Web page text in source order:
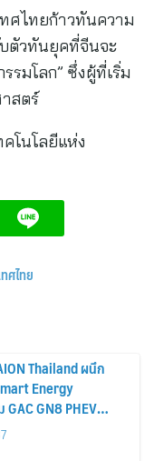
ศไทยก้าวทันความ
ตัวทันยุคที่จีนจะ
รมโลก” ซึ่งผู้ที่เริ่ม
สตร์
โนโลยีแห่ง
ศไทย
Thailand ผนึก
Energy
GN8 PHEV
รีเมียม เข้ากับ
ภายในบ้าน